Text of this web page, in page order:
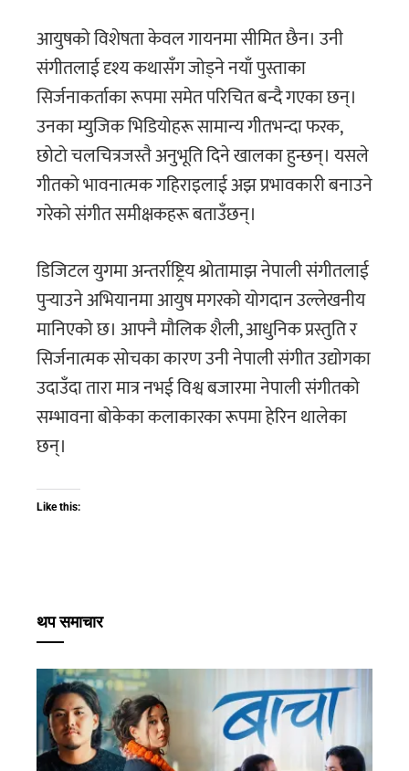
आयुषको विशेषता केवल गायनमा सीमित छैन। उनी
संगीतलाई दृश्य कथासँग जोड्ने नयाँ पुस्ताका
सिर्जनाकर्ताका रूपमा समेत परिचित बन्दै गएका छन्।
उनका म्युजिक भिडियोहरू सामान्य गीतभन्दा फरक,
छोटो चलचित्रजस्तै अनुभूति दिने खालका हुन्छन्। यसले
गीतको भावनात्मक गहिराइलाई अझ प्रभावकारी बनाउने
गरेको संगीत समीक्षकहरू बताउँछन्।
डिजिटल युगमा अन्तर्राष्ट्रिय श्रोतामाझ नेपाली संगीतलाई
पुर्‍याउने अभियानमा आयुष मगरको योगदान उल्लेखनीय
मानिएको छ। आफ्नै मौलिक शैली, आधुनिक प्रस्तुति र
सिर्जनात्मक सोचका कारण उनी नेपाली संगीत उद्योगका
उदाउँदा तारा मात्र नभई विश्व बजारमा नेपाली संगीतको
सम्भावना बोकेका कलाकारका रूपमा हेरिन थालेका
छन्।
Like this:
थप समाचार